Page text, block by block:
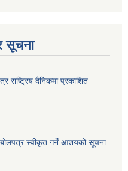
सूचना
राष्ट्रिय दैनिकमा प्रकाशित
बोलपत्र स्वीकृत गर्ने आशयको सूचना.